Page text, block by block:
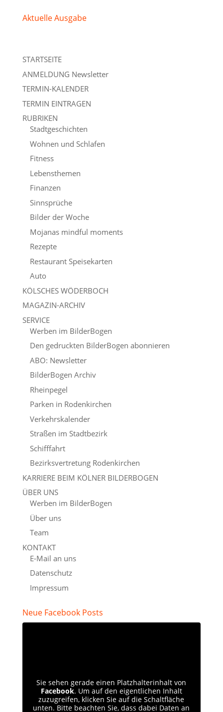
Aktuelle Ausgabe
STARTSEITE
ANMELDUNG Newsletter
TERMIN-KALENDER
TERMIN EINTRAGEN
RUBRIKEN
Stadtgeschichten
Wohnen und Schlafen
Fitness
Lebensthemen
Finanzen
Sinnsprüche
Bilder der Woche
Mojanas mindful moments
Rezepte
Restaurant Speisekarten
Auto
KÖLSCHES WÖDERBOCH
MAGAZIN-ARCHIV
SERVICE
Werben im BilderBogen
Den gedruckten BilderBogen abonnieren
ABO: Newsletter
BilderBogen Archiv
Rheinpegel
Parken in Rodenkirchen
Verkehrskalender
Straßen im Stadtbezirk
Schifffahrt
Bezirksvertretung Rodenkirchen
KARRIERE BEIM KÖLNER BILDERBOGEN
ÜBER UNS
Werben im BilderBogen
Über uns
Team
KONTAKT
E-Mail an uns
Datenschutz
Impressum
Neue Facebook Posts
Sie sehen gerade einen Platzhalterinhalt von
Facebook. Um auf den eigentlichen Inhalt
zuzugreifen, klicken Sie auf die Schaltfläche
unten. Bitte beachten Sie, dass dabei Daten an